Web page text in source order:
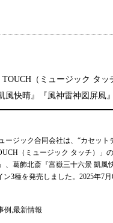
（ミュージック タッ
風快晴』『風神雷神図屏風
ージック合同会社は、“カセッ
（ミュージック タッチ）」
、葛飾北斎『富嶽三十六景 凱
ン3種を発売しました。2025年7
例,最新情報